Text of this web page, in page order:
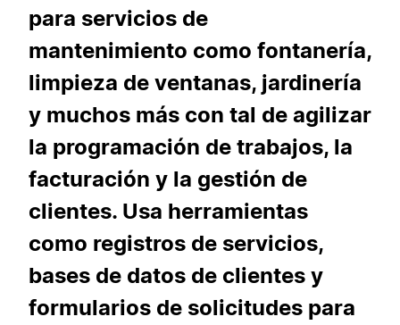
para servicios de
mantenimiento como fontanería,
limpieza de ventanas, jardinería
y muchos más con tal de agilizar
la programación de trabajos, la
facturación y la gestión de
clientes. Usa herramientas
como registros de servicios,
bases de datos de clientes y
formularios de solicitudes para